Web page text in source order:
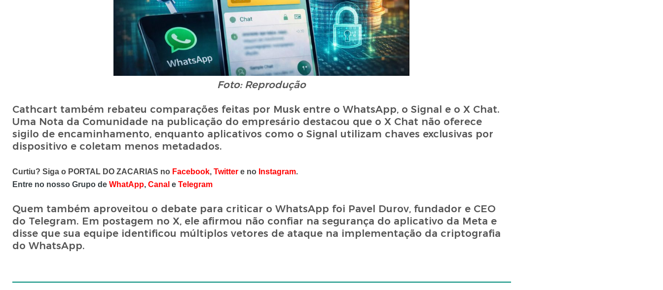
Foto: Reprodução
Cathcart também rebateu comparações feitas por Musk entre o WhatsApp, o Signal e o X Chat.
Uma Nota da Comunidade na publicação do empresário destacou que o X Chat não oferece
sigilo de encaminhamento, enquanto aplicativos como o Signal utilizam chaves exclusivas por
dispositivo e coletam menos metadados.
Curtiu? Siga o PORTAL DO ZACARIAS no Facebook, Twittere no Instagram.
Entre no nosso Grupo de WhatApp, Canal e Telegram
Quem também aproveitou o debate para criticar o WhatsApp foi Pavel Durov, fundador e CEO
do Telegram. Em postagem no X, ele afirmou não confiar na segurança do aplicativo da Meta e
disse que sua equipe identificou múltiplos vetores de ataque na implementação da criptografia
do WhatsApp.